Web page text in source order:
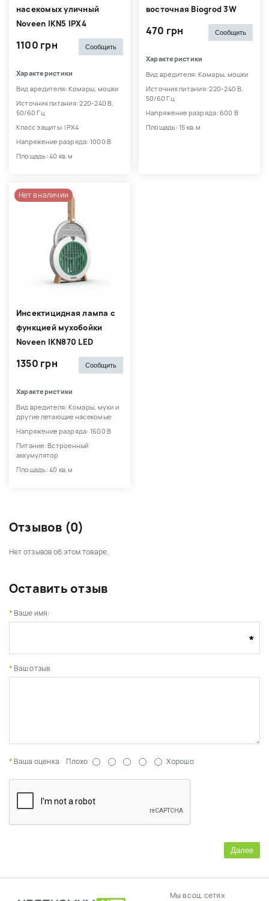
насекомых уличный
Noveen IKN5 IPX4
1100 грн Сообщить
Характеристики
Вид вредителя: Комары, мошки
Источник питания: 220-240 В,
50/60 Гц
Класс защиты: IPX4
Напряжение разряда: 1000 В
Площадь: 40 кв.м
восточная Biogrod 3W
470 грн Сообщить
Характеристики
Вид вредителя: Комары, мошки
Источник питания: 220-240 В,
50/60 Гц
Напряжение разряда: 600 В
Площадь: 15 кв.м
Нет в наличии
Инсектицидная лампа с
функцией мухобойки
Noveen IKN870 LED
1350 грн Сообщить
Характеристики
Вид вредителя: Комары, мухи и
другие летающие насекомые
Напряжение разряда: 1600 В
Питание: Встроенный
аккумулятор
Площадь: 40 кв.м
Отзывов (0)
Нет отзывов об этом товаре.
Оставить отзыв
Ваше имя:
Ваш отзыв
Ваша оценка Плохо Хорошо
Далее
Мы в соц. сетях